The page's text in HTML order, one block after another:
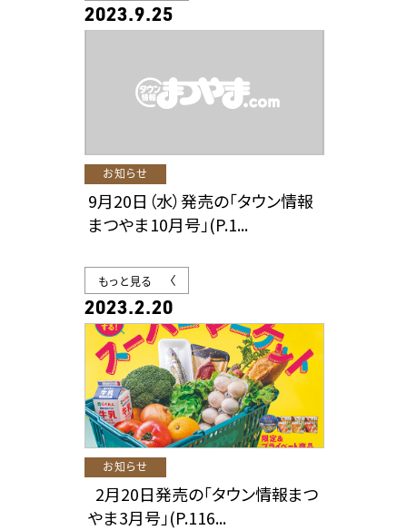
2023.9.25
お知らせ
9月20日（水）発売の「タウン情報
まつやま10月号」(P.1...
もっと見る
2023.2.20
お知らせ
2月20日発売の「タウン情報まつ
やま3月号」(P.116...